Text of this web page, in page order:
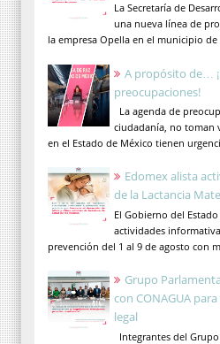
La Secretaría de
una nueva línea de
la empresa Opella en el municipio de
A propósito de…
preocupaciones!
La agenda de
ciudadanía, no toman
en el Estado de México tienen
Edomex alista
de la Lactancia
El Gobierno del
actividades
prevención del 1 al 9 de agosto con
Grupo
con CONAGUA
legal
Integrantes del